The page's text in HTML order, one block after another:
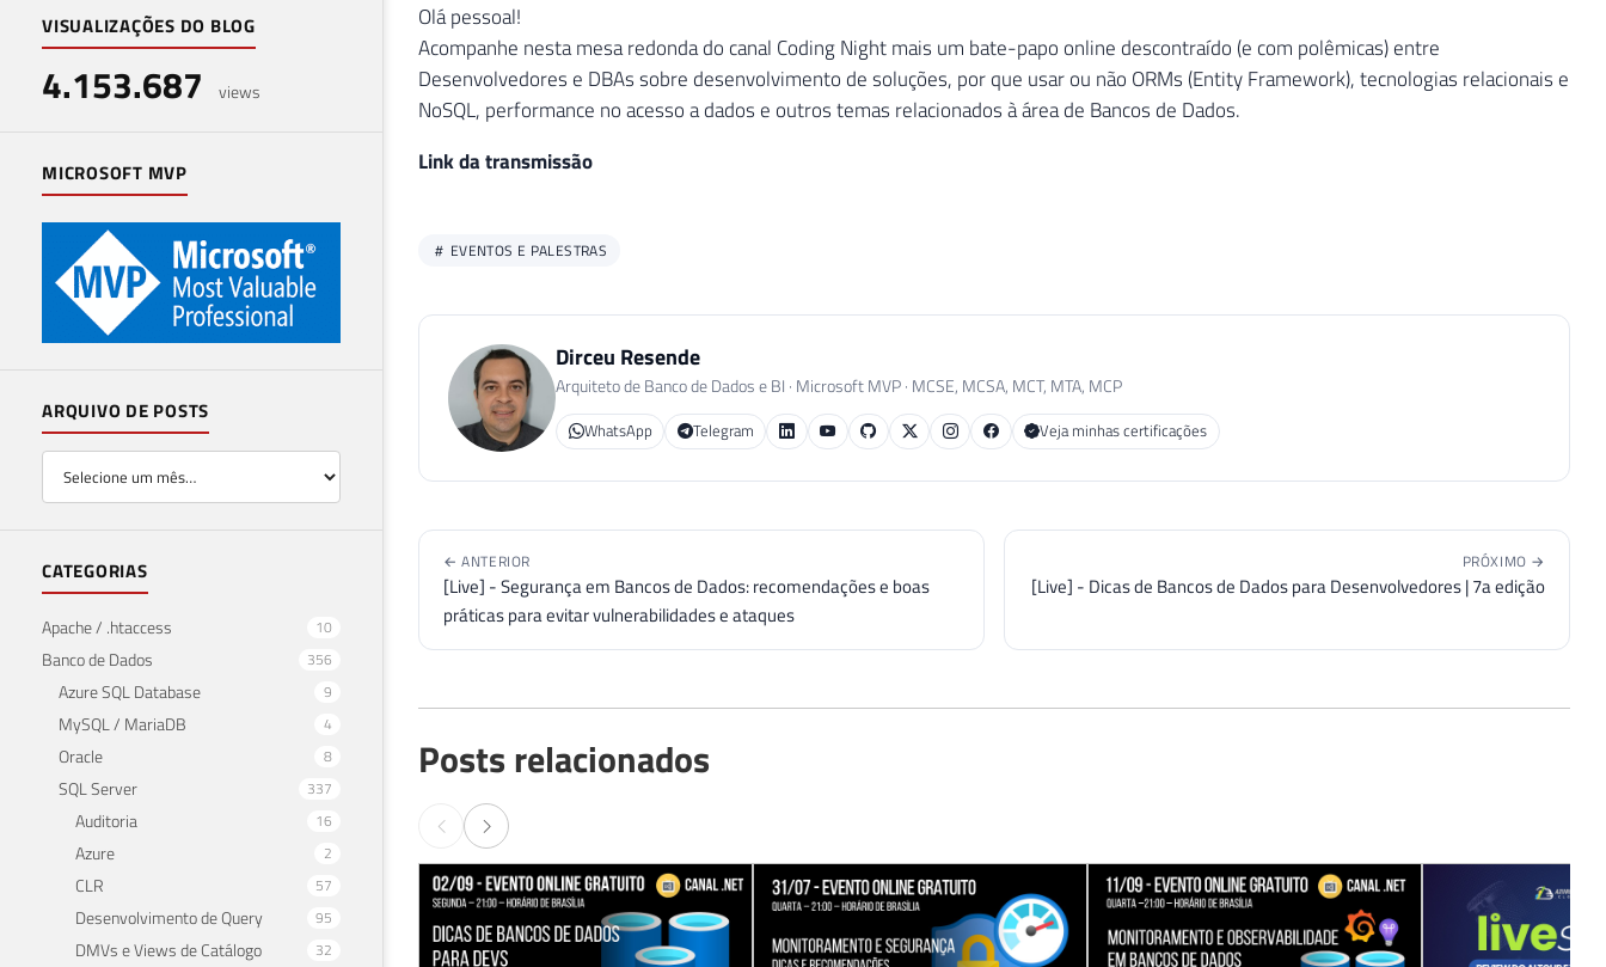
VISUALIZAÇÕES DO BLOG
4.153.687 views
MICROSOFT MVP
ARQUIVO DE POSTS
CATEGORIAS
Apache / .htaccess 10
Banco de Dados 356
Azure SQL Database 9
MySQL / MariaDB 4
Oracle 8
SQL Server 337
Auditoria 16
Azure 2
CLR 57
Desenvolvimento de Query 95
DMVs e Views de Catálogo 32
Olá pessoal!
Acompanhe nesta mesa redonda do canal Coding Night mais um bate-papo online descontraído (e com polêmicas) entre
Desenvolvedores e DBAs sobre desenvolvimento de soluções, por que usar ou não ORMs (Entity Framework), tecnologias relacionais e
NoSQL, performance no acesso a dados e outros temas relacionados à área de Bancos de Dados.
Link da transmissão
EVENTOS E PALESTRAS
Dirceu Resende
Arquiteto de Banco de Dados e BI · Microsoft MVP · MCSE, MCSA, MCT, MTA, MCP
WhatsApp Telegram Veja minhas certificações
← ANTERIOR
[Live] - Segurança em Bancos de Dados: recomendações e boas
práticas para evitar vulnerabilidades e ataques
PRÓXIMO →
[Live] - Dicas de Bancos de Dados para Desenvolvedores | 7a edição
Posts relacionados